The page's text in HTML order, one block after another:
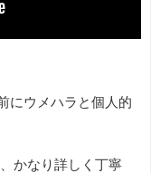
にウメハラと個人的
かなり詳しく丁寧